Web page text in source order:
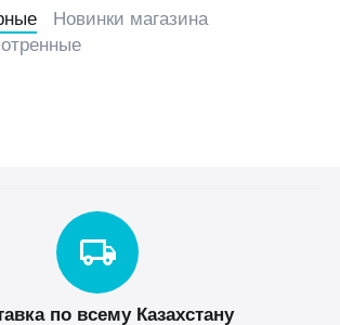
Новинки магазина
по всему Казахстану